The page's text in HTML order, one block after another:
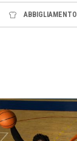
ABBIGLIAMENTO